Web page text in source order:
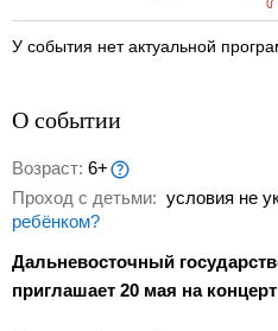
У события нет актуальной
О событии
Возраст: 6+
Проход с детьми: условия не
ребёнком?
Дальневосточный
приглашает 20 мая на